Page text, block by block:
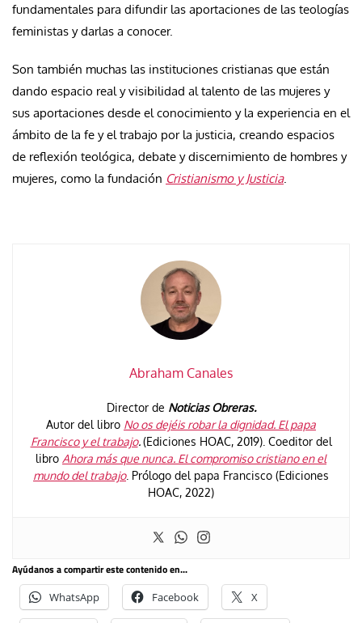
fundamentales para difundir las aportaciones de las teologías
feministas y darlas a conocer.
Son también muchas las instituciones cristianas que están
dando espacio real y visibilidad al talento de las mujeres y
sus aportaciones desde el conocimiento y la experiencia en el
ámbito de la fe y el trabajo por la justicia, creando espacios
de reflexión teológica, debate y discernimiento de hombres y
mujeres, como la fundación Cristianismo y Justicia.
Abraham Canales
Director de Noticias Obreras.
Autor del libro No os dejéis robar la dignidad. El papa
Francisco y el trabajo.(Ediciones HOAC, 2019). Coeditor del
libro Ahora más que nunca. El compromiso cristiano en el
mundo del trabajo. Prólogo del papa Francisco (Ediciones
HOAC, 2022)
Ayúdanos a compartir este contenido en...
WhatsApp Facebook X